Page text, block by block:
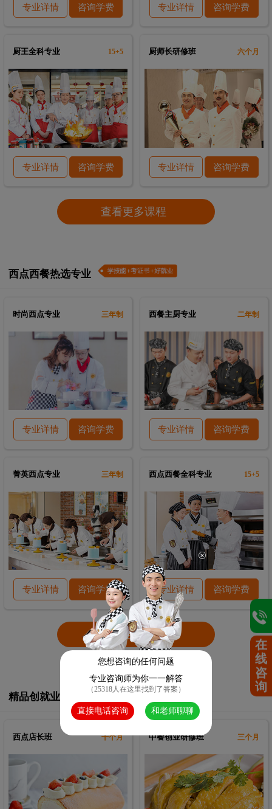
专业详情 咨询学费 专业详情 咨询学费
厨王全科专业 15+5
专业详情 咨询学费
厨师长研修班 六个月
专业详情 咨询学费
查看更多课程
西点西餐热选专业
时尚西点专业 三年制
专业详情 咨询学费
西餐主厨专业 二年制
专业详情 咨询学费
菁英西点专业 三年制
专业详情 咨询学费
西点西餐全科专业 15+5
专业详情 咨询学费
查看更多课程
精品创就业课程
西点店长班 十个月 中餐创业研修班 三个月
在
线
咨
询
您想咨询的任何问题
专业咨询师为你一一解答
（25318人在这里找到了答案）
直接电话咨询 和老师聊聊